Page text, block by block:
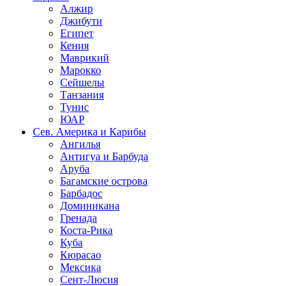
Алжир
Джибути
Египет
Кения
Маврикий
Марокко
Сейшелы
Танзания
Тунис
ЮАР
Сев. Америка и Карибы
Ангилья
Антигуа и Барбуда
Аруба
Багамские острова
Барбадос
Доминикана
Гренада
Коста-Рика
Куба
Кюрасао
Мексика
Сент-Люсия